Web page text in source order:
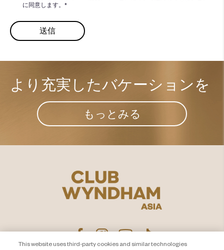
に同意します。*
より充実した​バケーションを
もっとみる
This website uses third-party cookies and similar technologies